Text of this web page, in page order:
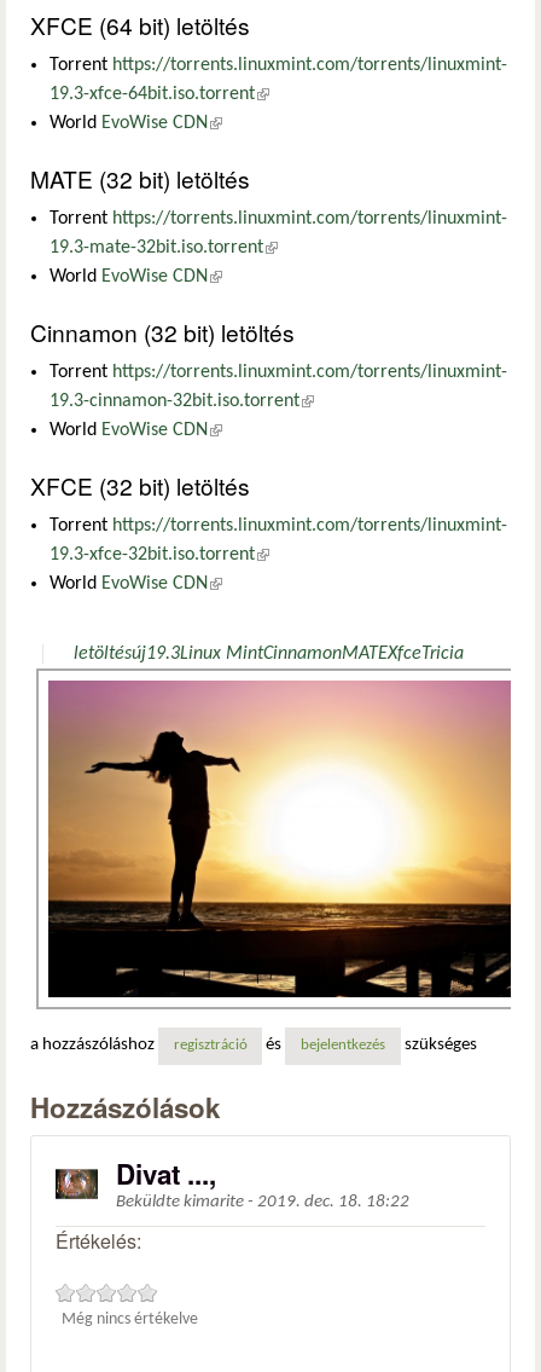
XFCE (64 bit) letöltés
Torrent https://torrents.linuxmint.com/torrents/linuxmint-
19.3-xfce-64bit.iso.torrent(külső hivatkozás)
World EvoWise CDN (külső hivatkozás)
MATE (32 bit) letöltés
Torrent https://torrents.linuxmint.com/torrents/linuxmint-
19.3-mate-32bit.iso.torrent(külső hivatkozás)
World EvoWise CDN (külső hivatkozás)
Cinnamon (32 bit) letöltés
Torrent https://torrents.linuxmint.com/torrents/linuxmint-
19.3-cinnamon-32bit.iso.torrent(külső hivatkozás)
World EvoWise CDN (külső hivatkozás)
XFCE (32 bit) letöltés
Torrent https://torrents.linuxmint.com/torrents/linuxmint-
19.3-xfce-32bit.iso.torrent(külső hivatkozás)
World EvoWise CDN (külső hivatkozás)
letöltésúj19.3Linux MintCinnamonMATEXfceTricia
a hozzászóláshoz regisztráció és bejelentkezés szükséges
Hozzászólások
Divat ...,
Beküldte kimarite - 2019. dec. 18. 18:22
Értékelés:
Még nincs értékelve